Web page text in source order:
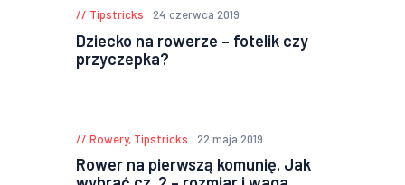
Tipstricks 24 czerwca 2019
Dziecko na rowerze – fotelik czy
przyczepka?
Rowery, Tipstricks 22 maja 2019
Rower na pierwszą komunię. Jak